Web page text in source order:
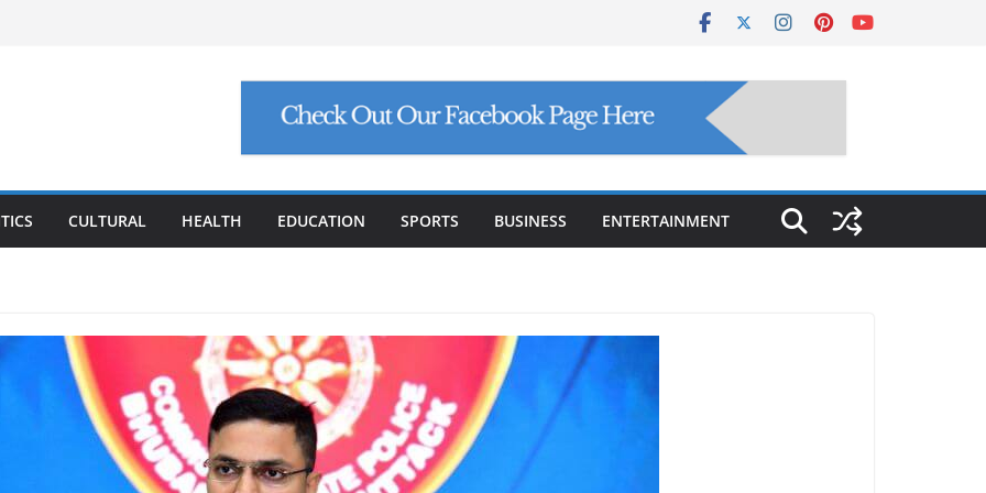
୬୪୮ କୋଟି ନିବେଶ ପ୍ରସ୍ତାବ, ସୃଷ୍ଟି ହେବ
ମାମଲା ଶେଷ: ସୁପ୍ରିମକୋର୍ଟଙ୍କ ଦ୍ୱାରା
୩ ବିଶେଷଜ୍ଞଙ୍କ ବିରୋଧରେ ଗୁରୁତର
ଘୂର୍ଣ୍ଣିବଳୟ, ଉପକୂଳ ଓଡ଼ିଶାକୁ
CULTURAL HEALTH EDUCATION SPORTS BUSINESS ENTERTAINMENT